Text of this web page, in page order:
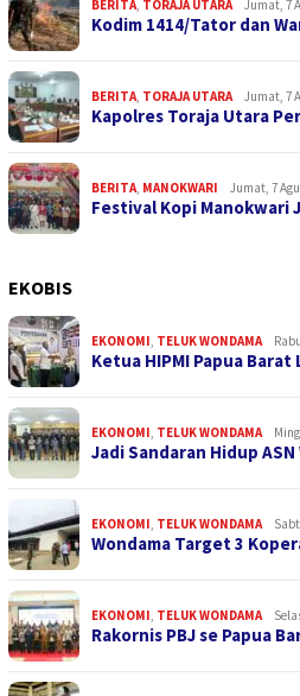
BERITA, TORAJA UTARA Jumat, 7
Kodim 1414/Tator dan
BERITA, TORAJA UTARA Jumat, 7
Kapolres Toraja Utara
BERITA, MANOKWARI Jumat, 7
Festival Kopi Manokwari
EKOBIS
EKONOMI, TELUK WONDAMA
Ketua HIPMI Papua
EKONOMI, TELUK WONDAMA
Jadi Sandaran Hidup
EKONOMI, TELUK WONDAMA
Wondama Target 3
EKONOMI, TELUK WONDAMA
Rakornis PBJ se Papua